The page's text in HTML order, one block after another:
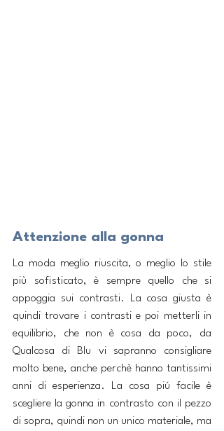
Attenzione alla gonna
La moda meglio riuscita, o meglio lo stile
più sofisticato, è sempre quello che si
appoggia sui contrasti. La cosa giusta è
quindi trovare i contrasti e poi metterli in
equilibrio, che non è cosa da poco, da
Qualcosa di Blu vi sapranno consigliare
molto bene, anche perchè hanno tantissimi
anni di esperienza. La cosa piú facile è
scegliere la gonna in contrasto con il pezzo
di sopra, quindi non un unico materiale, ma